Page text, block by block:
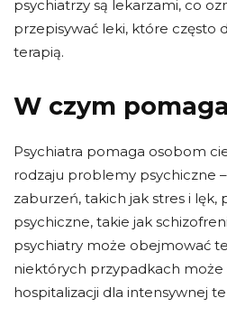
psychiatrzy są lekarzami, co
przepisywać leki, które często
terapią.
W czym
Psychiatra pomaga osobom
rodzaju problemy psychiczne
zaburzeń, takich jak stres i
psychiczne, takie jak
psychiatry może obejmować
niektórych przypadkach może
hospitalizacji dla intensywnej